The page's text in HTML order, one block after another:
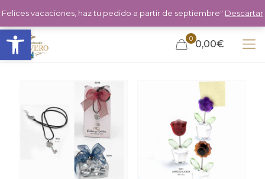
Abrir barra de herramientas 0 0,00€
Felices vacaciones, haz tu pedido a partir de septiembre" Descartar